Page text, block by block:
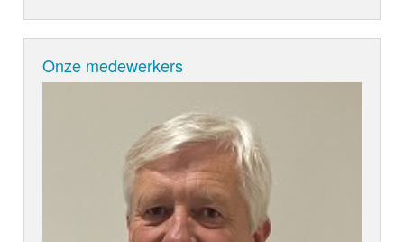
Onze medewerkers